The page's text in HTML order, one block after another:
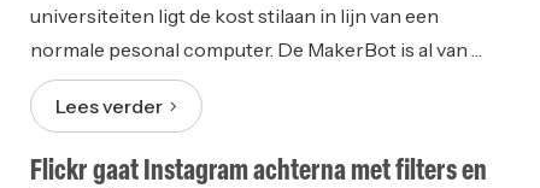
universiteiten ligt de kost stilaan in lijn van een
normale pesonal computer. De MakerBot is al van …
Lees verder
Flickr gaat Instagram achterna met filters en